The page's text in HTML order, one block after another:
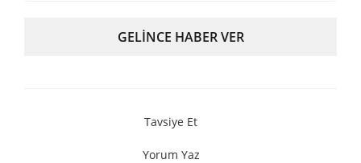
GELİNCE HABER VER
Tavsiye Et
Yorum Yaz